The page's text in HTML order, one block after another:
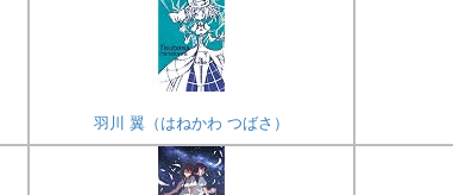
羽川 翼（はねかわ つばさ）